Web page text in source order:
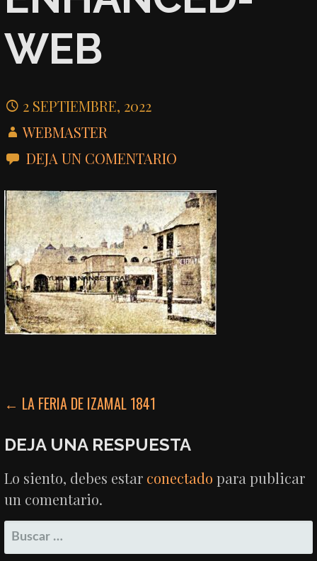
WEB
2 SEPTIEMBRE, 2022
WEBMASTER
DEJA UN COMENTARIO
NAVEGACIÓN
DE
ENTRADAS
← LA FERIA DE IZAMAL 1841
DEJA UNA RESPUESTA
Lo siento, debes estar conectado para publicar
un comentario.
BUSCAR: